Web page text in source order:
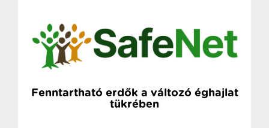
Fenntartható erdők a változó éghajlat
tükrében